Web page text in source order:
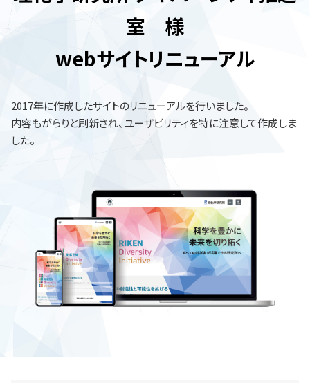
室 様
webサイトリニューアル
2017年に作成したサイトのリニューアルを行いました。
内容もがらりと刷新され、ユーザビリティを特に注意して作成しま
した。